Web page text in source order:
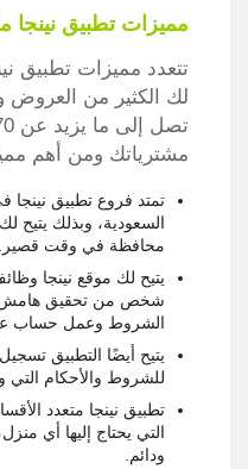
مميزات تطبيق نينجا
تتعدد مميزات تطبيق
لك الكثير من العروض
مشترياتك ومن أهم
تمتد فروع تطبيق نينجا
السعودية، وبذلك يتيح
محافظة في وقت قصير.
يتيح لك موقع نينجا
شخص من تحقيق هامش
الشروط وعمل حساب
يتيح أيضًا التطبيق
للشروط والأحكام التي
تطبيق نينجا متعدد
التي يحتاج إليها أي
ودائم.